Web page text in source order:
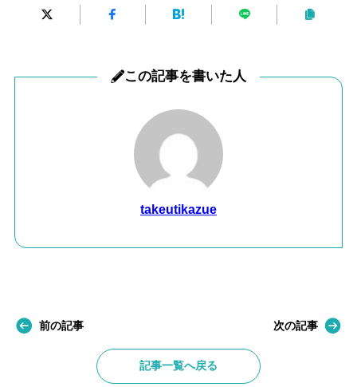
この記事を書いた人
takeutikazue
前の記事
記事一覧へ戻る
次の記事